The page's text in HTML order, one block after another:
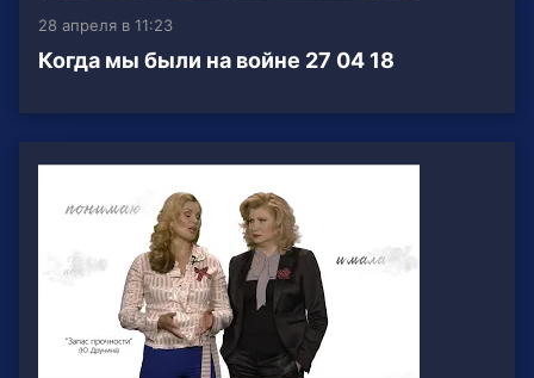
28 апреля в 11:23
Когда мы были на войне 27 04 18